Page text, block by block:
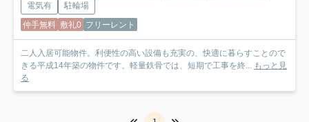
電気有
駐輪場
仲手無料 敷礼0 フリーレント
二人入居可能物件。利便性の高い設備も充実の、快適に暮らすことので
きる平成14年築の物件です。軽量鉄骨では、短期で工事を終... もっと見
る